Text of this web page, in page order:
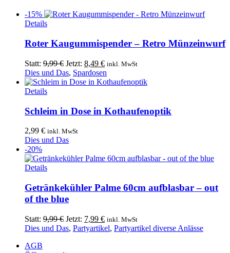
-15%
Details
Roter Kaugummispender – Retro Münzeinwurf
Statt: 9,99€ Ursprünglicher
Preis
war:
Jetzt: 8,49 €Aktueller
Preis
ist:
inkl. MwSt
Dies und Das, Spardosen
Details
Schleim in Dose in Kothaufenoptik
2,99 € inkl. MwSt
Dies und Das
-20%
Details
Getränkekühler Palme 60cm aufblasbar – out
of the blue
Statt: 9,99€ Ursprünglicher
Preis
Jetzt: 7,99 €Aktueller
Preis
inkl. MwSt
Dies und Das, Partyartikel, Partyartikel diverse Anlässe
AGB